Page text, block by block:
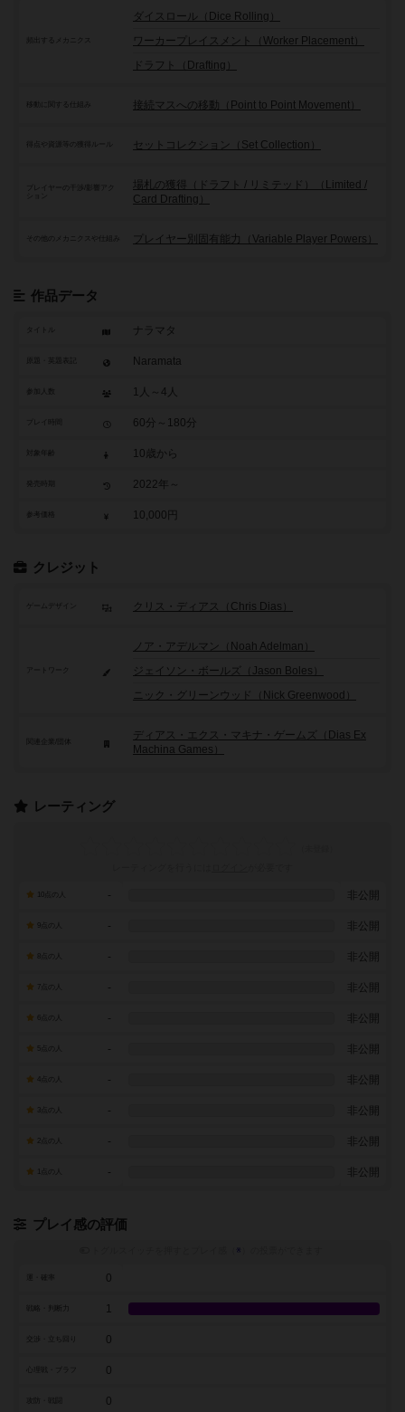
頻出するメカニクス
ダイスロール（Dice Rolling）
ワーカープレイスメント（Worker Placement）
ドラフト（Drafting）
移動に関する仕組み 接続マスへの移動（Point to Point Movement）
セットコレクション（Set Collection）
プレイヤーの干渉/影響アク
場札の獲得（ドラフト / リミテッド）（Limited /
Card Drafting）
その他のメカニクスや仕組み プレイヤー別固有能力（Variable Player Powers）
作品データ
タイトル ナラマタ
Naramata
参加人数 1人～4人
60分～180分
10歳から
2022年～
参考価格 10,000円
クレジット
ゲームデザイン クリス・ディアス（Chris Dias）
アートワーク
ノア・アデルマン（Noah Adelman）
ジェイソン・ボールズ（Jason Boles）
ニック・グリーンウッド（Nick Greenwood）
ディアス・エクス・マキナ・ゲームズ（Dias Ex
Machina Games）
レーティング
- 非公開
- 非公開
- 非公開
7点の人 - 非公開
- 非公開
- 非公開
- 非公開
- 非公開
- 非公開
- 非公開
プレイ感の評価
※
0
戦略・判断力 1
0
0
0